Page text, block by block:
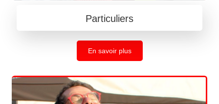
Particuliers
En savoir plus